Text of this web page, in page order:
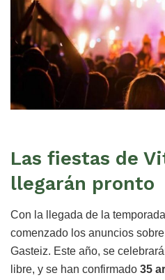
Las fiestas de
llegarán pronto
Con la llegada de la
comenzado los anuncios
Gasteiz. Este año, se
libre, y se han confirmado 35